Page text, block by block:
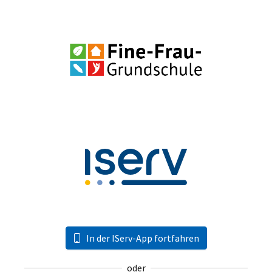
In der IServ-App fortfahren
oder